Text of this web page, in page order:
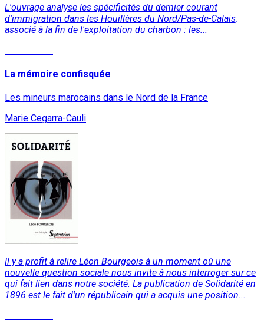
L'ouvrage analyse les spécificités du dernier courant
d'immigration dans les Houillères du Nord/Pas-de-Calais,
associé à la fin de l'exploitation du charbon : les...
La mémoire confisquée
Les mineurs marocains dans le Nord de la France
Marie Cegarra-Cauli
Il y a profit à relire Léon Bourgeois à un moment où une
nouvelle question sociale nous invite à nous interroger sur ce
qui fait lien dans notre société. La publication de Solidarité en
1896 est le fait d'un républicain qui a acquis une position...